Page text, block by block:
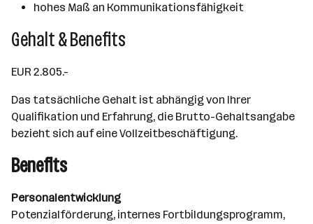
hohes Maß an Kommunikationsfähigkeit
Gehalt & Benefits
EUR 2.805.-
Das tatsächliche Gehalt ist abhängig von Ihrer
Qualifikation und Erfahrung, die Brutto-Gehaltsangabe
bezieht sich auf eine Vollzeitbeschäftigung.
Benefits
Personalentwicklung
Potenzialförderung, internes Fortbildungsprogramm,